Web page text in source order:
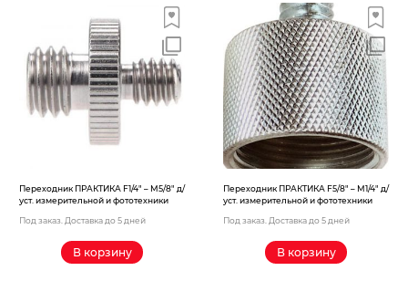
Переходник ПРАКТИКА F1/4″ – M5/8″ д/
уст. измерительной и фототехники
Под заказ. Доставка до 5 дней
В корзину
Переходник ПРАКТИКА F5/8″ – M1/4″ д/
уст. измерительной и фототехники
Под заказ. Доставка до 5 дней
В корзину